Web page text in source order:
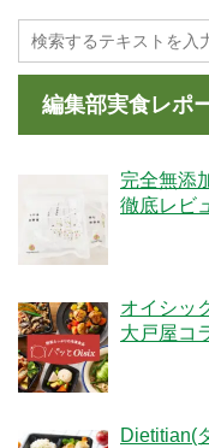
編集部実食レポ
完全無添
徹底レビ
オイシッ
大戸屋コ
Dietitian(